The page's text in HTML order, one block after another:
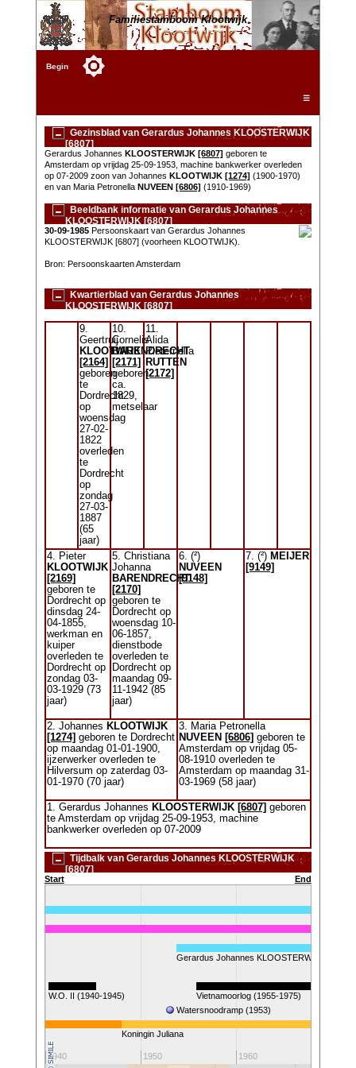
Familiestamboom Klootwijk
Begin
☰
Gezinsblad van Gerardus Johannes KLOOSTERWIJK
[6807]
Gerardus Johannes KLOOSTERWIJK [6807] geboren te
Amsterdam op vrijdag 25-09-1953, machine bankwerker overleden
op 07-2009 zoon van Johannes KLOOTWIJK [1274] (1900-1970)
en van Maria Petronella NUVEEN [6806] (1910-1969)
Beeldbank informatie van Gerardus Johannes
KLOOSTERWIJK [6807]
30-09-1985 Persoonskaart van Gerardus Johannes
KLOOSTERWIJK [6807] (voorheen KLOOTWIJK).
Bron: Persoonskaarten Amsterdam
Kwartierblad van Gerardus Johannes
KLOOSTERWIJK [6807]
9.
Geertruij
KLOOTWIJK
[2164]
geboren
te
Dordrecht
op
woensdag
27-02-
1822
overleden
te
Dordrecht
op
zondag
27-03-
1887
(65
jaar)
10.
Cornelis
BARENDRECHT
[2171]
geboren
ca.
1829,
metselaar
11.
Alida
Pieternella
RUTTEN
[2172]
4. Pieter
KLOOTWIJK
[2169]
geboren te
Dordrecht op
dinsdag 24-
04-1855,
werkman en
kuiper
overleden te
Dordrecht op
zondag 03-
03-1929 (73
jaar)
5. Christiana
Johanna
BARENDRECHT
[2170]
geboren te
Dordrecht op
woensdag 10-
06-1857,
dienstbode
overleden te
Dordrecht op
maandag 09-
11-1942 (85
jaar)
6. (²)
NUVEEN
[9148]
7. (²) MEIJER
[9149]
2. Johannes KLOOTWIJK
[1274] geboren te Dordrecht
op maandag 01-01-1900,
ijzerwerker overleden te
Hilversum op zaterdag 03-
01-1970 (70 jaar)
3. Maria Petronella
NUVEEN [6806] geboren te
Amsterdam op vrijdag 05-
08-1910 overleden te
Amsterdam op maandag 31-
03-1969 (58 jaar)
1. Gerardus Johannes KLOOSTERWIJK [6807] geboren
te Amsterdam op vrijdag 25-09-1953, machine
bankwerker overleden op 07-2009
Tijdbalk van Gerardus Johannes KLOOSTERWIJK
[6807]
Start End
1940 1950 1960
Vietnamoorlog (1955-1975)
Gerardus Johannes KLOOSTERWIJK (1953-
Watersnoodramp (1953)
Koningin Juliana
W.O. II (1940-1945)